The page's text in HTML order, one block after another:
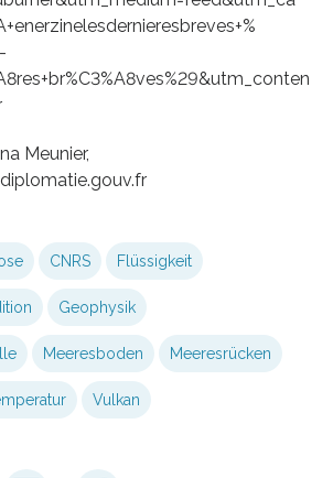
Meunier,
CNRS Flüssigkeit
Geophysik
Meeresboden Meeresrücken
Vulkan